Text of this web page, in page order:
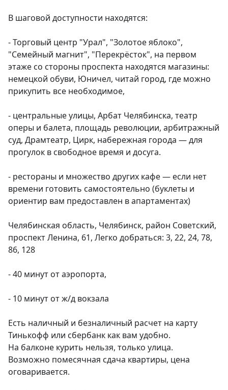
В шаговой доступности находятся:
- Торговый центр "Урал", "Золотое яблоко",
"Семейный магнит", "Перекрёсток", на первом
этаже со стороны проспекта находятся магазины:
немецкой обуви, Юничел, читай город, где можно
прикупить все необходимое,
- центральные улицы, Арбат Челябинска, театр
оперы и балета, площадь революции, арбитражный
суд, Драмтеатр, Цирк, набережная города — для
прогулок в свободное время и досуга.
- рестораны и множество других кафе — если нет
времени готовить самостоятельно (буклеты и
ориентир вам предоставлен в апартаментах)
Челябинская область, Челябинск, район Советский,
проспект Ленина, 61, Легко добраться: 3, 22, 24, 78,
86, 128
- 40 минут от аэропорта,
- 10 минут от ж/д вокзала
Есть наличный и безналичный расчет на карту
Тинькофф или сбербанк как вам удобно.
На балконе курить нельзя, только улица.
Возможно помесячная сдача квартиры, цена
оговаривается.